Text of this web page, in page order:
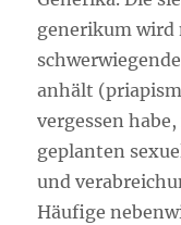
generikum wird
anhält
vergessen
geplanten
und
Häufige